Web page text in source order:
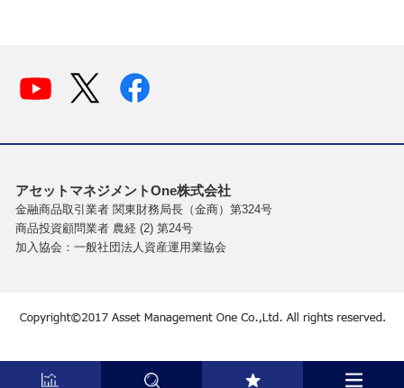
アセットマネジメントOne株式会社
金融商品取引業者 関東財務局長（金商）第324号
商品投資顧問業者 農経 (2) 第24号
加入協会：一般社団法人資産運用業協会